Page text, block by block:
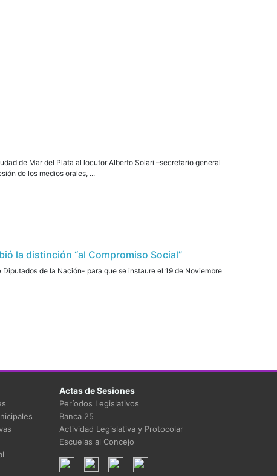
de Mar del Plata al locutor Alberto Solari –secretario general
de los medios orales, ...
la distinción “al Compromiso Social”
de la Nación- para que se instaure el 19 de Noviembre
Actas de Sesiones
Períodos Legislativos
Banca 25
Actividad Legislativa y Protocolar
Escuelas al Concejo